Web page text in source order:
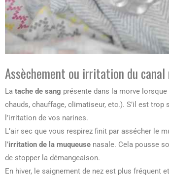
Assèchement ou irritation du canal
La tache de sang présente dans la morve
chauds, chauffage, climatiseur, etc.). S’il est
l’irritation de vos narines.
L’air sec que vous respirez finit par assécher le
l’irritation de la muqueuse nasale. Cela pousse
de stopper la démangeaison.
En hiver, le saignement de nez est plus fréquent